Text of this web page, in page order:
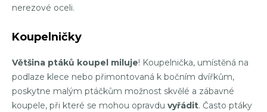
nerezové oceli.
Koupelničky
Většina ptáků koupel miluje! Koupelnička, umístěná na
podlaze klece nebo přimontovaná k bočním dvířkům,
poskytne malým ptáčkům možnost skvělé a zábavné
koupele, při které se mohou opravdu vyřádit. Často ptáky